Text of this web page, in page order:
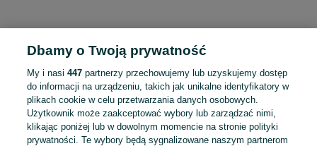
Dbamy o Twoją prywatność
My i nasi447 partnerzy przechowujemy lub uzyskujemy dostęp
do informacji na urządzeniu, takich jak unikalne identyfikatory w
plikach cookie w celu przetwarzania danych osobowych.
Użytkownik może zaakceptować wybory lub zarządzać nimi,
klikając poniżej lub w dowolnym momencie na stronie polityki
prywatności. Te wybory będą sygnalizowane naszym partnerom